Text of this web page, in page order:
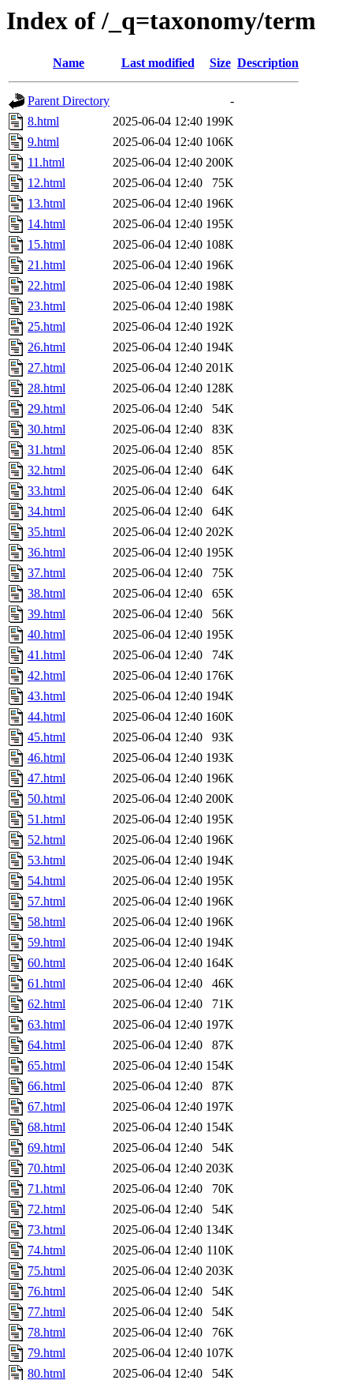
Index of /_q=taxonomy/term
Name Last modified Size Description
Parent Directory
-
8.html
2025-06-04 12:40 199K
9.html
2025-06-04 12:40 106K
11.html
2025-06-04 12:40 200K
12.html
2025-06-04 12:40
75K
13.html
2025-06-04 12:40 196K
14.html
2025-06-04 12:40 195K
15.html
2025-06-04 12:40 108K
21.html
2025-06-04 12:40 196K
22.html
2025-06-04 12:40 198K
23.html
2025-06-04 12:40 198K
25.html
2025-06-04 12:40 192K
26.html
2025-06-04 12:40 194K
27.html
2025-06-04 12:40 201K
28.html
2025-06-04 12:40 128K
29.html
2025-06-04 12:40
54K
30.html
2025-06-04 12:40
83K
31.html
2025-06-04 12:40
85K
32.html
2025-06-04 12:40
64K
33.html
2025-06-04 12:40
64K
34.html
2025-06-04 12:40
64K
35.html
2025-06-04 12:40 202K
36.html
2025-06-04 12:40 195K
37.html
2025-06-04 12:40
75K
38.html
2025-06-04 12:40
65K
39.html
2025-06-04 12:40
56K
40.html
2025-06-04 12:40 195K
41.html
2025-06-04 12:40
74K
42.html
2025-06-04 12:40 176K
43.html
2025-06-04 12:40 194K
44.html
2025-06-04 12:40 160K
45.html
2025-06-04 12:40
93K
46.html
2025-06-04 12:40 193K
47.html
2025-06-04 12:40 196K
50.html
2025-06-04 12:40 200K
51.html
2025-06-04 12:40 195K
52.html
2025-06-04 12:40 196K
53.html
2025-06-04 12:40 194K
54.html
2025-06-04 12:40 195K
57.html
2025-06-04 12:40 196K
58.html
2025-06-04 12:40 196K
59.html
2025-06-04 12:40 194K
60.html
2025-06-04 12:40 164K
61.html
2025-06-04 12:40
46K
62.html
2025-06-04 12:40
71K
63.html
2025-06-04 12:40 197K
64.html
2025-06-04 12:40
87K
65.html
2025-06-04 12:40 154K
66.html
2025-06-04 12:40
87K
67.html
2025-06-04 12:40 197K
68.html
2025-06-04 12:40 154K
69.html
2025-06-04 12:40
54K
70.html
2025-06-04 12:40 203K
71.html
2025-06-04 12:40
70K
72.html
2025-06-04 12:40
54K
73.html
2025-06-04 12:40 134K
74.html
2025-06-04 12:40 110K
75.html
2025-06-04 12:40 203K
76.html
2025-06-04 12:40
54K
77.html
2025-06-04 12:40
54K
78.html
2025-06-04 12:40
76K
79.html
2025-06-04 12:40 107K
80.html
2025-06-04 12:40
54K